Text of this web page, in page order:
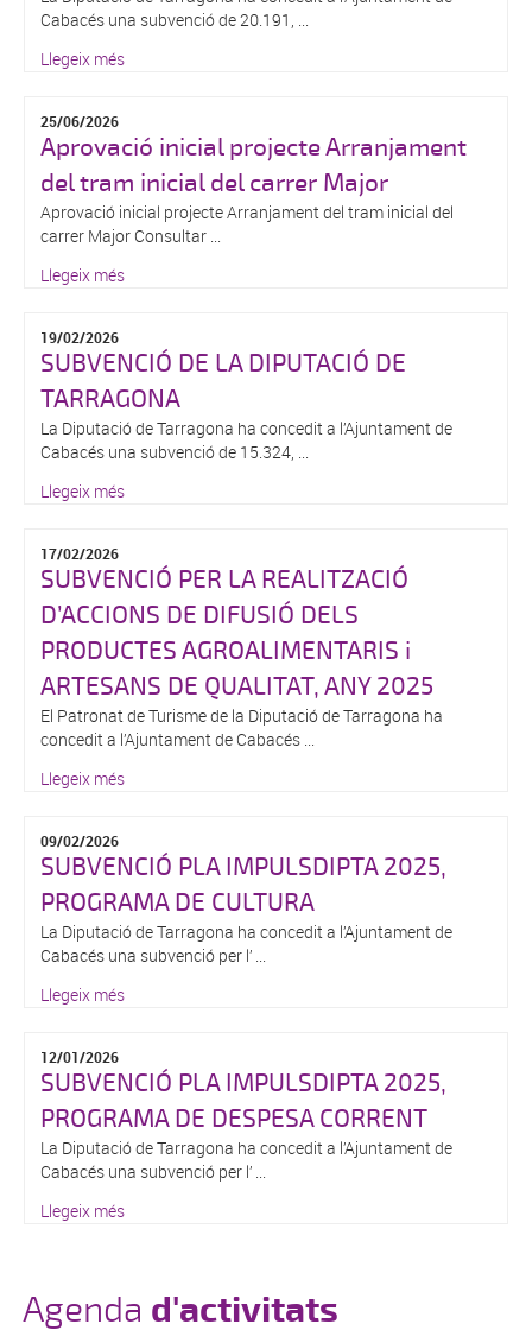
Cabacés una subvenció de 20.191, ...
Llegeix més
25/06/2026
Aprovació inicial projecte Arranjament
del tram inicial del carrer Major
Aprovació inicial projecte Arranjament del tram inicial del
carrer Major Consultar ...
Llegeix més
19/02/2026
SUBVENCIÓ DE LA DIPUTACIÓ DE
TARRAGONA
La Diputació de Tarragona ha concedit a l’Ajuntament de
Cabacés una subvenció de 15.324, ...
Llegeix més
17/02/2026
SUBVENCIÓ PER LA REALITZACIÓ
D’ACCIONS DE DIFUSIÓ DELS
PRODUCTES AGROALIMENTARIS i
ARTESANS DE QUALITAT, ANY 2025
El Patronat de Turisme de la Diputació de Tarragona ha
concedit a l’Ajuntament de Cabacés ...
Llegeix més
09/02/2026
SUBVENCIÓ PLA IMPULSDIPTA 2025,
PROGRAMA DE CULTURA
La Diputació de Tarragona ha concedit a l’Ajuntament de
Cabacés una subvenció per l’ ...
Llegeix més
12/01/2026
SUBVENCIÓ PLA IMPULSDIPTA 2025,
PROGRAMA DE DESPESA CORRENT
La Diputació de Tarragona ha concedit a l’Ajuntament de
Cabacés una subvenció per l’ ...
Llegeix més
Agenda d'activitats